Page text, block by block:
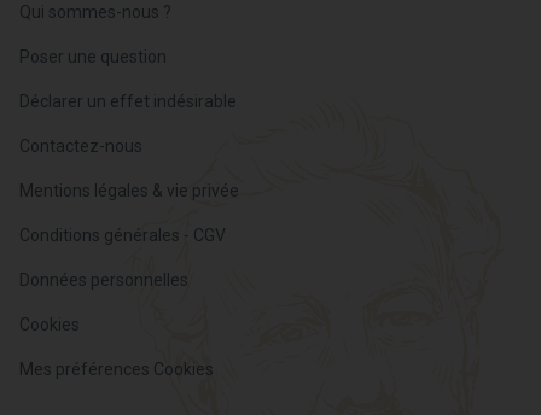
Qui sommes-nous ?
Poser une question
Déclarer un effet indésirable
Contactez-nous
Mentions légales & vie privée
Conditions générales - CGV
Données personnelles
Cookies
Mes préférences Cookies